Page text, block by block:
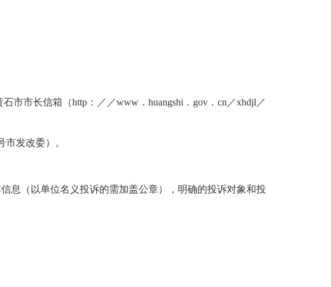
市市长信箱（http：／／www．huangshi．gov．cn／xhdjl／
发改委）。
息（以单位名义投诉的需加盖公章），明确的投诉对象和投